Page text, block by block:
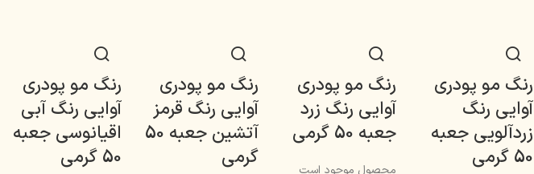
رنگ مو پودری
آوایی رنگ
زردآلویی جعبه
50 گرمی
رنگ مو پودری
آوایی رنگ زرد
جعبه 50 گرمی
محصول موجود است
رنگ مو پودری
آوایی رنگ قرمز
آتشین جعبه 50
گرمی
رنگ مو پودری
آوایی رنگ آبی
اقیانوسی جعبه
50 گرمی